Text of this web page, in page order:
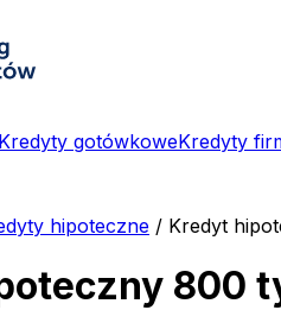
Kredyty gotówkoweKredyty
hipoteczne / Kredyt
800